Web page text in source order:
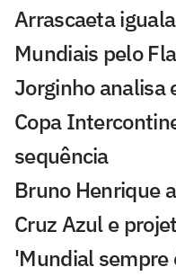
Arrascaeta
Mundiais pelo
Jorginho analisa
Copa
sequência
Bruno Henrique
Cruz Azul e
'Mundial sempre